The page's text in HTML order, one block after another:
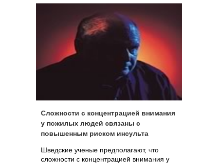
Сложности с концентрацией внимания
у пожилых людей связаны с
повышенным риском инсульта
Шведские ученые предполагают, что
сложности с концентрацией внимания у